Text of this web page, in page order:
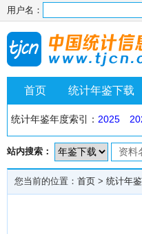
用户名：
首页 统计年鉴下载
统计年鉴年度索引： 2025
站内搜索：
您当前的位置： 首页 > 统计年